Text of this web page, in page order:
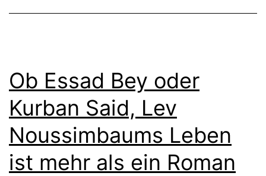
Ob Essad Bey oder
Kurban Said, Lev
Noussimbaums Leben
ist mehr als ein Roman